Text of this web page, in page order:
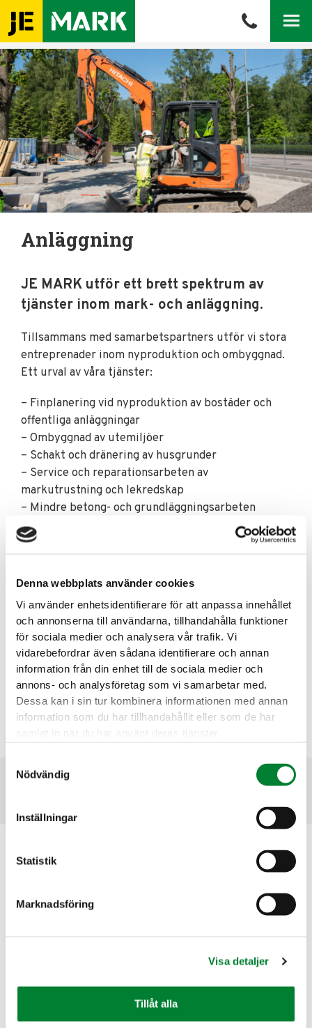
Denna webbplats använder cookies
Vi använder enhetsidentifierare för att anpassa innehållet
och annonserna till användarna, tillhandahålla funktioner
för sociala medier och analysera vår trafik. Vi
vidarebefordrar även sådana identifierare och annan
information från din enhet till de sociala medier och
annons- och analysföretag som vi samarbetar med.
Dessa kan i sin tur kombinera informationen med annan
information som du har tillhandahållit eller som de har
Nödvändig
Inställningar
Statistik
Marknadsföring
Visa detaljer
Tillåt alla
Meny
Anläggning
JE MARK utför ett brett spektrum av
tjänster inom mark- och anläggning.
Tillsammans med samarbetspartners utför vi stora
entreprenader inom nyproduktion och ombyggnad.
Ett urval av våra tjänster:
– Finplanering vid nyproduktion av bostäder och
offentliga anläggningar
– Ombyggnad av utemiljöer
– Schakt och dränering av husgrunder
– Service och reparationsarbeten av
markutrustning och lekredskap
– Mindre betong- och grundläggningsarbeten
– Tillsammans med samarbetspartners utför vi
tätskiktsarbeten och reparation av gårdsbjälklag
fastighetsbolag, bostadsrättsföreningar och privat
personer.
Kontakta oss för projekt inom mark- och
anläggning!
Kontaktformulär
194 91 Upplands Väsby
JE Eriksson Mark & Anläggningsteknik AB
C/o Saldo Redovisning AB
Folkungagatan 108
116 30 Stockholm